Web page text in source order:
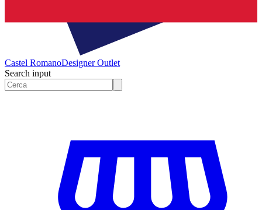
Castel RomanoDesigner Outlet
Search input